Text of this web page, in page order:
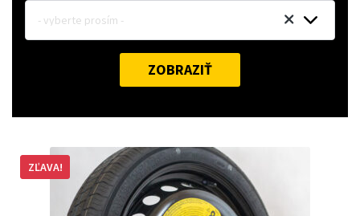
- vyberte prosím -
ZOBRAZIŤ
ZĽAVA!